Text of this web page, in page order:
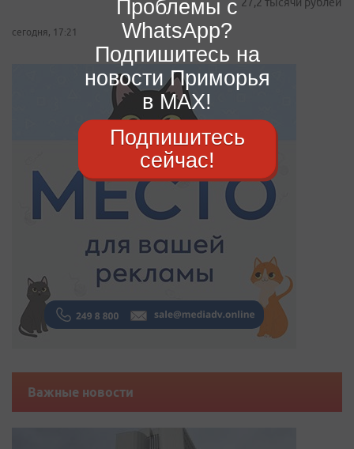
27,2 тысячи рублей
сегодня, 17:21
Важные новости
Проблемы с
WhatsApp?
Подпишитесь на
новости Приморья
в MAX!
Подпишитесь
сейчас!